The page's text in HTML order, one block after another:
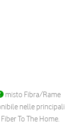
misto Fibra/Rame
nelle principali
To The Home.